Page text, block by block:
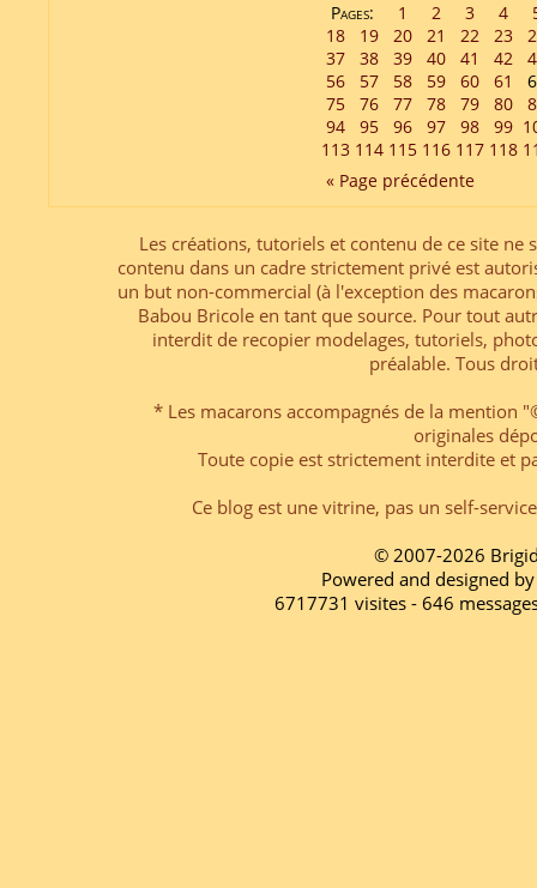
Pages: 1 2 3 4
18
19 20 21 22 23
37
38 39 40 41 42
56
57 58 59 60 61
75
76 77 78 79 80
94
95 96 97 98 99
113 114 115 116 117 118
« Page précédente
Les créations, tutoriels et contenu de ce site
contenu dans un cadre strictement privé est
un but non-commercial (à l'exception des
Babou Bricole en tant que source. Pour tout
interdit de recopier modelages, tutoriels,
préalable. Tous
* Les macarons accompagnés de la mention
originales
Toute copie est strictement interdite et
Ce blog est une vitrine, pas un self-
© 2007-2026
Powered and designed
6717731 visites - 646